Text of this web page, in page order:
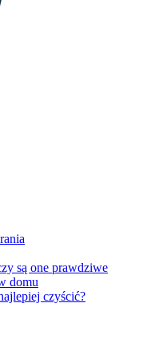
są one prawdziwe
domu
czyścić?